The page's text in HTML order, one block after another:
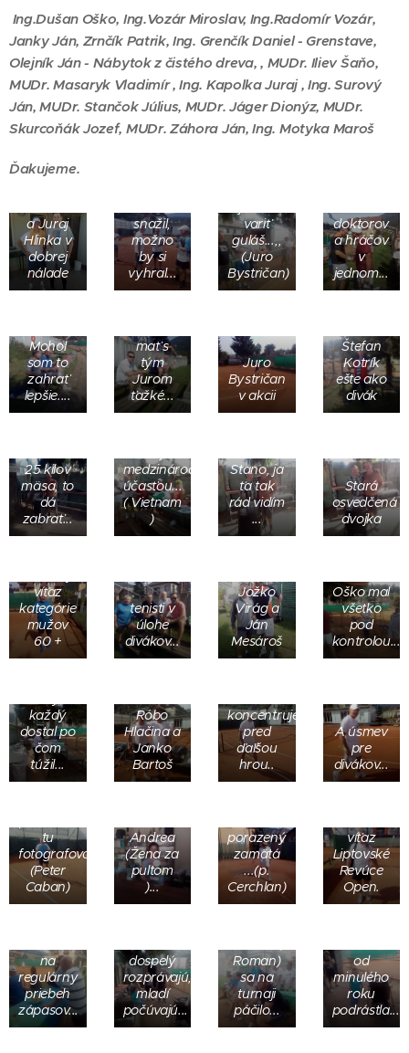
Ing.Dušan Oško, Ing.Vozár Miroslav, Ing.Radomír Vozár,
Janky Ján, Zrnčík Patrik, Ing. Grenčík Daniel - Grenstave,
Olejník Ján - Nábytok z čistého dreva, , MUDr. Iliev Šaňo,
MUDr. Masaryk Vladimír , Ing. Kapolka Juraj , Ing. Surový
Ján, MUDr. Stančok Július, MUDr. Jáger Dionýz, MUDr.
Skurcoňák Jozef, MUDr. Záhora Ján, Ing. Motyka Maroš
Ďakujeme.
a Juraj
Hlinka v
dobrej
nálade
snažil,
možno
by si
vyhral...
variť
guláš...,,
(Juro
Bystričan)
doktorov
a hráčov
v
jednom...
Mohol
som to
zahrať
lepšie....
mať s
tým
Jurom
ťažké...
Juro
Bystričan
v akcii
Štefan
Kotrík
ešte ako
divák
25 kilov
mäsa, to
dá
zabrať...
medzinárodnou
účasťou...
( Vietnam
)
Stano, ja
ťa tak
rád vidím
...
Stará
osvedčená
dvojka
víťaz
kategórie
mužov
60 +
tenisti v
úlohe
divákov...
Jožko
Virág a
Ján
Mesároš
Oško mal
všetko
pod
kontrolou....
Pani
každý
dostal po
čom
túžil...
Róbo
Hlačina a
Janko
Bartoš
koncentruje
pred
ďaľšou
hrou..
A úsmev
pre
divákov...
tu
fotografovať..?.
(Peter
Caban)
Andrea
(Žena za
pultom
)...
porazený
zamätá
...(p.
Cerchlan)
a víťaz sa
víťaz
Liptovské
Revúce
Open.
na
regulárny
priebeh
zápasov...
dospelý
rozprávajú,
mladí
počúvajú...
chalanom
Roman)
sa na
turnaji
páčilo...
od
minulého
roku
podrástla...,,
Keď